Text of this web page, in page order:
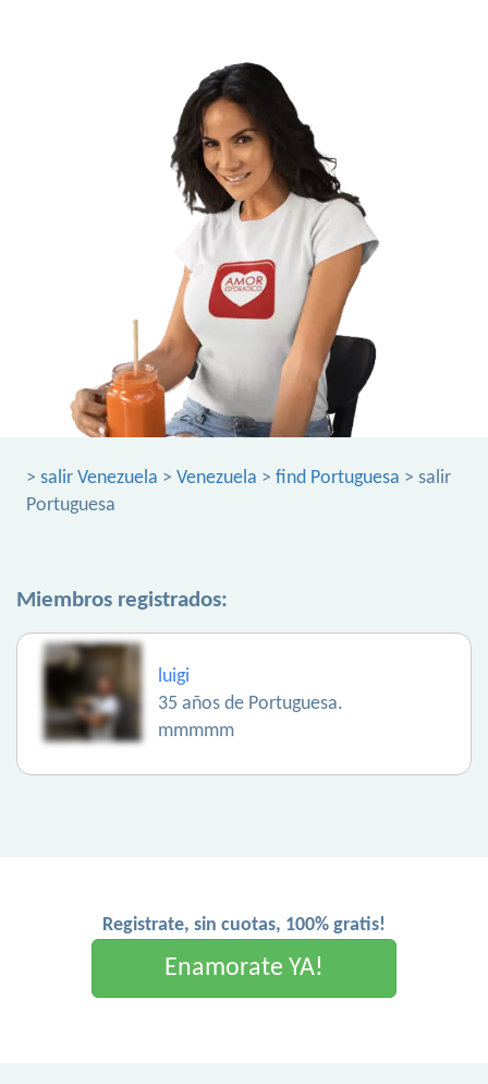
> salir Venezuela > Venezuela > find Portuguesa > salir
Portuguesa
Miembros registrados:
luigi
35 años de Portuguesa.
mmmmm
Registrate, sin cuotas, 100% gratis!
Enamorate YA!